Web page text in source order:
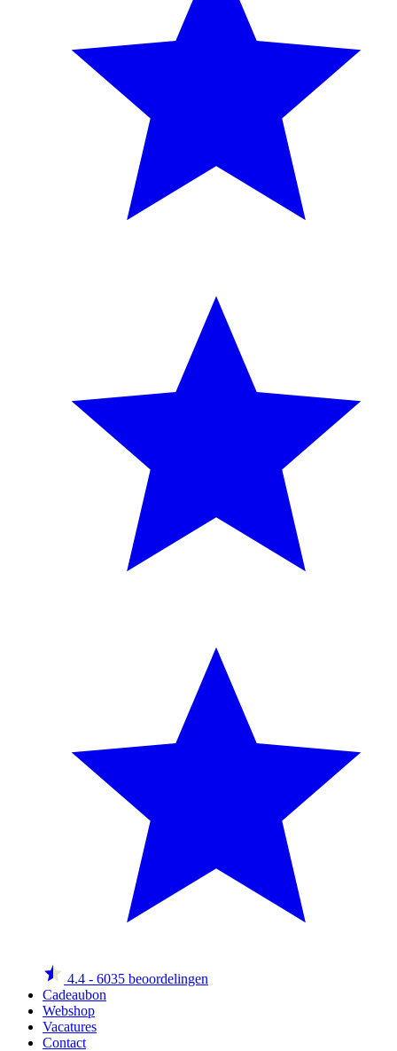
4.4 - 6035 beoordelingen
Cadeaubon
Webshop
Vacatures
Contact